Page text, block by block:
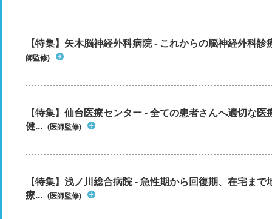
【特集】矢木脳神経外科病院 - これからの脳神経外科
師監修)
【特集】仙台医療センター - 全ての患者さんへ適切な
健... (医師監修)
【特集】浅ノ川総合病院 - 急性期から回復期、在宅ま
療... (医師監修)